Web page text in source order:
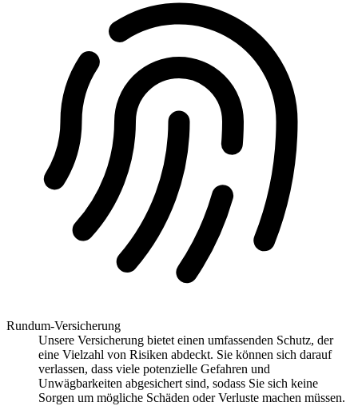
Rundum-Versicherung
Unsere Versicherung bietet einen umfassenden Schutz, der
eine Vielzahl von Risiken abdeckt. Sie können sich darauf
verlassen, dass viele potenzielle Gefahren und
Unwägbarkeiten abgesichert sind, sodass Sie sich keine
Sorgen um mögliche Schäden oder Verluste machen müssen.